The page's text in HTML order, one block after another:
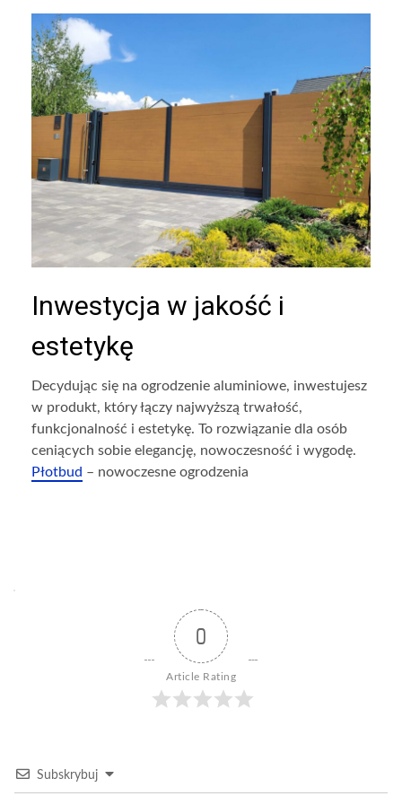
Inwestycja w jakość i
estetykę
Decydując się na ogrodzenie aluminiowe, inwestujesz
w produkt, który łączy najwyższą trwałość,
funkcjonalność i estetykę. To rozwiązanie dla osób
ceniących sobie elegancję, nowoczesność i wygodę.
Płotbud – nowoczesne ogrodzenia
0
Article Rating
Subskrybuj